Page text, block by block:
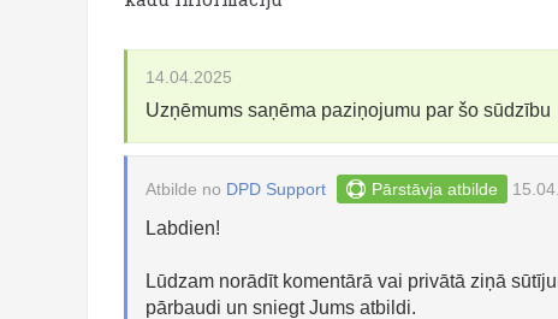
14.04.2025
Uzņēmums saņēma paziņojumu par šo sūdzību
Atbilde no DPD Support Pārstāvja atbilde
Labdien!
Lūdzam norādīt komentārā vai privātā ziņā
pārbaudi un sniegt Jums atbildi.